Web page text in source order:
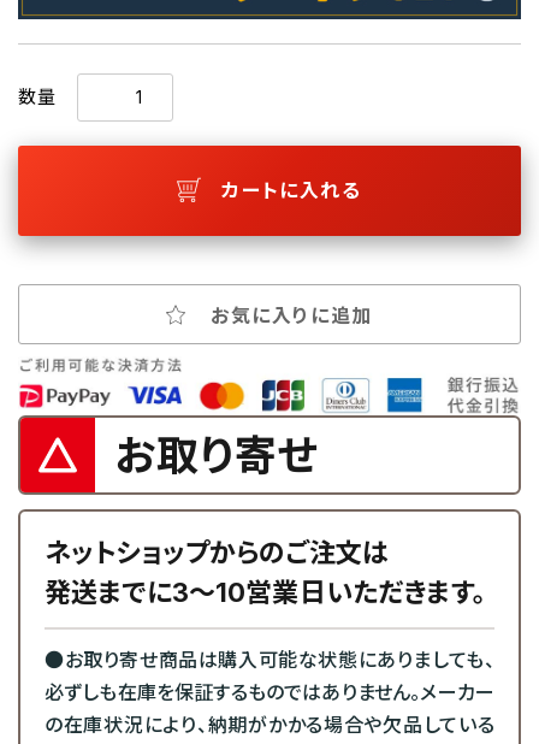
数量
カートに入れる
お気に入りに追加
お取り寄せ
ネットショップからのご注文は
発送までに3～10営業日いただきます。
●お取り寄せ商品は購入可能な状態にありましても、
必ずしも在庫を保証するものではありません。メーカー
の在庫状況により、納期がかかる場合や欠品している